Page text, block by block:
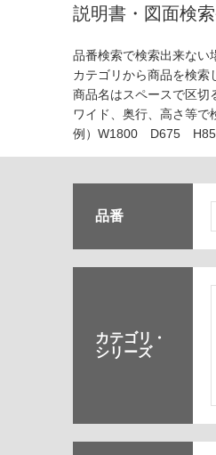
説明書・図面検
品番検索で検索出来ない
カテゴリから商品を検索
商品名はスペースで区切
ワイド、奥行、高さ等で
例）W1800 D675
品番
カテゴリ・
シリーズ